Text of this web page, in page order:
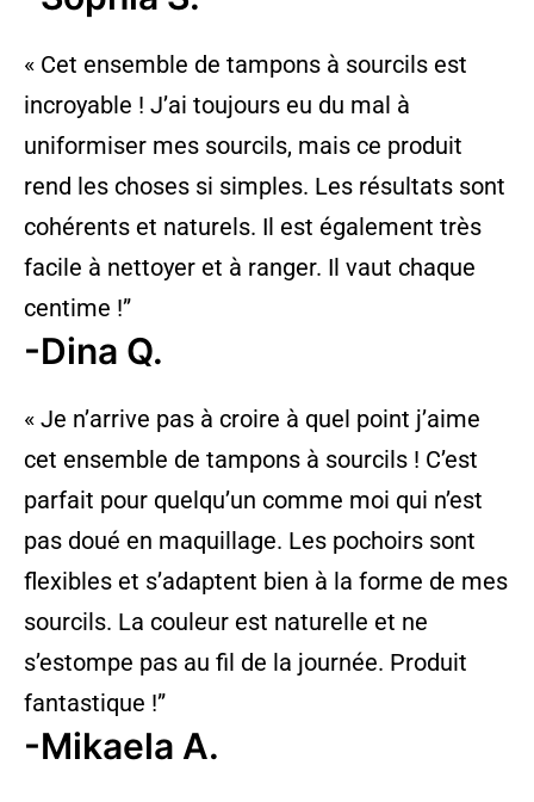
« Cet ensemble de tampons à sourcils est
incroyable ! J’ai toujours eu du mal à
uniformiser mes sourcils, mais ce produit
rend les choses si simples. Les résultats sont
cohérents et naturels. Il est également très
facile à nettoyer et à ranger. Il vaut chaque
centime !”
-Dina Q.
« Je n’arrive pas à croire à quel point j’aime
cet ensemble de tampons à sourcils ! C’est
parfait pour quelqu’un comme moi qui n’est
pas doué en maquillage. Les pochoirs sont
flexibles et s’adaptent bien à la forme de mes
sourcils. La couleur est naturelle et ne
s’estompe pas au fil de la journée. Produit
fantastique !”
-Mikaela A.